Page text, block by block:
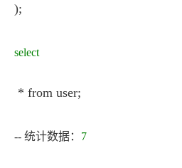
);
select
* from user;
-- 统计数据： 7